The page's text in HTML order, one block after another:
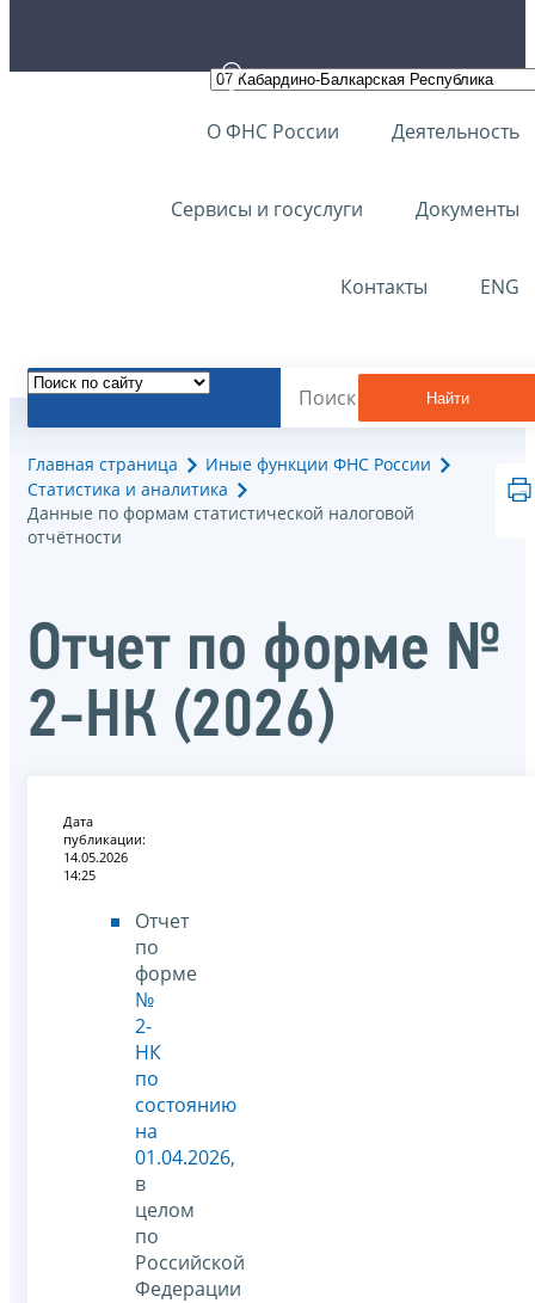
О ФНС России Деятельность
Сервисы и госуслуги Документы
Контакты ENG
Найти
Главная страница
Иные функции ФНС России
Статистика и аналитика
Данные по формам статистической налоговой
отчётности
Отчет по форме №
2-НК (2026)
Дата
публикации:
14.05.2026
14:25
Отчет
по
форме
№
2-
НК
по
состоянию
на
01.04.2026,
в
целом
по
Российской
Федерации